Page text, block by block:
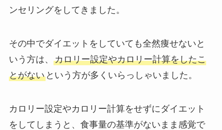
ンセリングをしてきました。
その中でダイエットをしていても全然痩せないと
いう方は、 カロリー設定やカロリー計算をしたこ
とがないという方が多くいらっしゃいました。
カロリー設定やカロリー計算をせずにダイエット
をしてしまうと、食事量の基準がないまま感覚で